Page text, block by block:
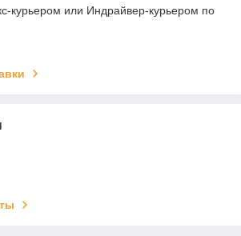
курьером или Индрайвер-курьером по